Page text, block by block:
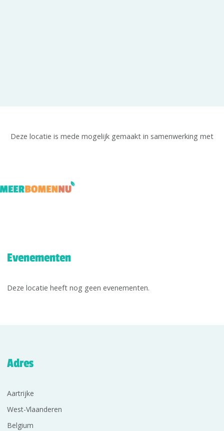
Deze locatie is mede mogelijk gemaakt in samenwerking met
Evenementen
Deze locatie heeft nog geen evenementen.
Adres
Aartrijke
West-Vlaanderen
Belgium